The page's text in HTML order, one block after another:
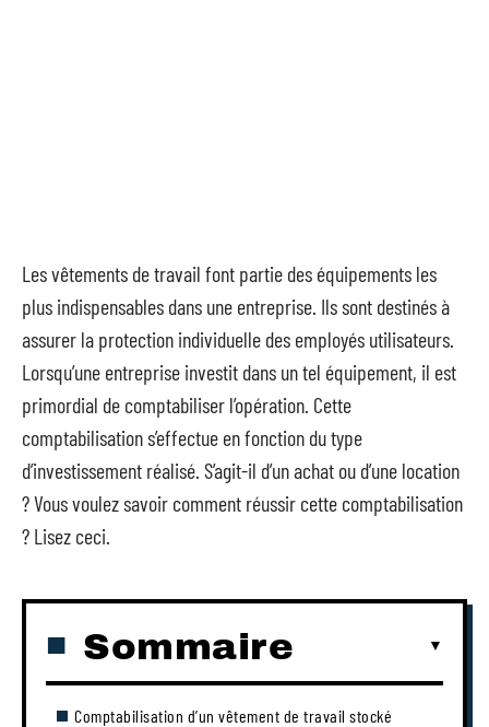
Les vêtements de travail font partie des équipements les
plus indispensables dans une entreprise. Ils sont destinés à
assurer la protection individuelle des employés utilisateurs.
Lorsqu’une entreprise investit dans un tel équipement, il est
primordial de comptabiliser l’opération. Cette
comptabilisation s’effectue en fonction du type
d’investissement réalisé. S’agit-il d’un achat ou d’une location
? Vous voulez savoir comment réussir cette comptabilisation
? Lisez ceci.
Sommaire
Comptabilisation d’un vêtement de travail stocké